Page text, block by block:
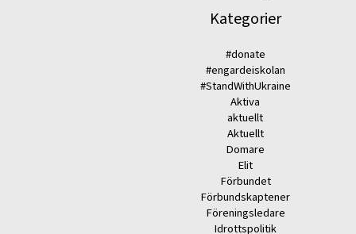
Kategorier
#donate
#engardeiskolan
#StandWithUkraine
Aktiva
aktuellt
Aktuellt
Domare
Elit
Förbundet
Förbundskaptener
Föreningsledare
Idrottspolitik